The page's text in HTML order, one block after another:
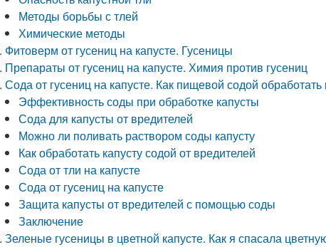
Методы борьбы с тлей
Химические методы
Фитоверм от гусениц на капусте. Гусеницы
Препараты от гусениц на капусте. Химия против гусениц
Сода от гусениц на капусте. Как пищевой содой обработать
Эффективность соды при обработке капусты
Сода для капусты от вредителей
Можно ли поливать раствором соды капусту
Как обработать капусту содой от вредителей
Сода от тли на капусте
Сода от гусениц на капусте
Защита капусты от вредителей с помощью соды
Заключение
Зеленые гусеницы в цветной капусте. Как я спасала